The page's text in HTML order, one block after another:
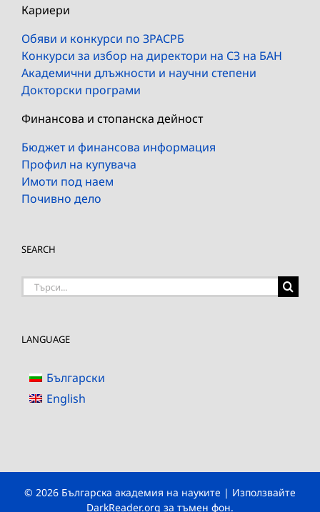
Кариери
Обяви и конкурси по ЗРАСРБ
Конкурси за избор на директори на СЗ на БАН
Академични длъжности и научни степени
Докторски програми
Финансова и стопанска дейност
Бюджет и финансова информация
Профил на купувача
Имоти под наем
Почивно дело
SEARCH
Търсене
LANGUAGE
Български
English
© 2026 Българска академия на науките | Използвайте
DarkReader.org за тъмен фон.